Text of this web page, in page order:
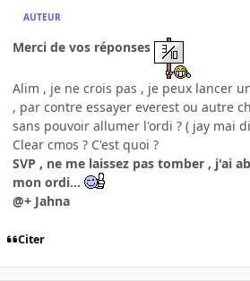
AUTEUR
Merci de vos réponses
Alim , je ne crois pas , je peux lancer
, par contre essayer everest ou autre
sans pouvoir allumer l'ordi ? ( jay mai
Clear cmos ? C'est quoi ?
SVP , ne me laissez pas tomber , j'ai
mon ordi...
@+ Jahna
Citer